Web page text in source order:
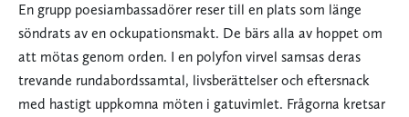
En grupp poesiambassadörer reser till en plats som länge
söndrats av en ockupationsmakt. De bärs alla av hoppet om
att mötas genom orden. I en polyfon virvel samsas deras
trevande rundabordssamtal, livsberättelser och eftersnack
med hastigt uppkomna möten i gatuvimlet. Frågorna kretsar